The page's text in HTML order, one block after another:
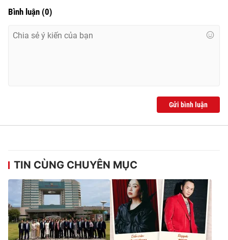
Bình luận (0)
Gửi bình luận
TIN CÙNG CHUYÊN MỤC